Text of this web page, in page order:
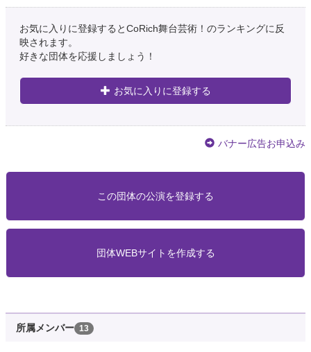
お気に入りに登録するとCoRich舞台芸術！のランキングに反
映されます。
好きな団体を応援しましょう！
お気に入りに登録する
バナー広告お申込み
この団体の公演を登録する
団体WEBサイトを作成する
所属メンバー 13